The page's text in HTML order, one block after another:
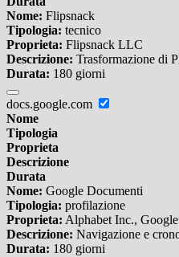
Nome: Flipsnack
Tipologia: tecnico
Proprieta: Flipsnack LLC
Descrizione: Trasformazione di
Durata: 180 giorni
docs.google.com
Nome
Tipologia
Proprieta
Descrizione
Durata
Nome: Google Documenti
Tipologia: profilazione
Proprieta: Alphabet Inc.,
Descrizione: Navigazione e
Durata: 180 giorni